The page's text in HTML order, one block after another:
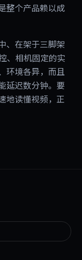
整个产品赖以成
、在架于三脚架
、相机固定的实
环境各异，而且
延迟数分钟。要
地读懂视频，正